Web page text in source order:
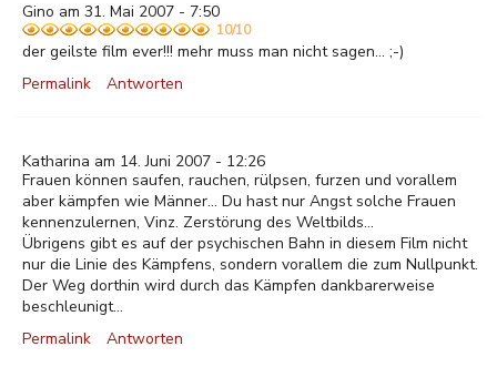
Gino am 31. Mai 2007 - 7:50
10/10
der geilste film ever!!! mehr muss man nicht sagen... ;-)
Permalink
Antworten
Katharina am 14. Juni 2007 - 12:26
Frauen können saufen, rauchen, rülpsen, furzen und vorallem
aber kämpfen wie Männer... Du hast nur Angst solche Frauen
kennenzulernen, Vinz. Zerstörung des Weltbilds...
Übrigens gibt es auf der psychischen Bahn in diesem Film nicht
nur die Linie des Kämpfens, sondern vorallem die zum Nullpunkt.
Der Weg dorthin wird durch das Kämpfen dankbarerweise
beschleunigt...
Permalink
Antworten